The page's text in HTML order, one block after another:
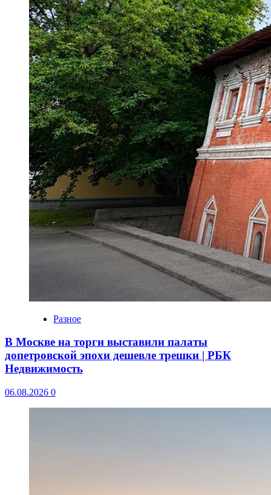
Разное
В Москве на торги выставили палаты
допетровской эпохи дешевле трешки | РБК
Недвижимость
06.08.2026 0